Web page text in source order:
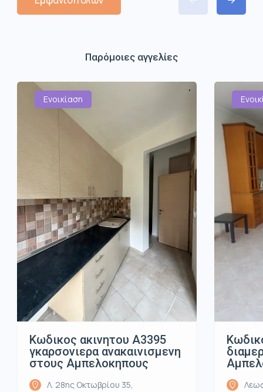
Παρόμοιες αγγελίες
Ενοικίαση
Κωδικος ακινητου Α3395
γκαρσονιερα ανακαινισμενη
στους Αμπελοκηπους
Λ. 28ης Οκτωβρίου 35,